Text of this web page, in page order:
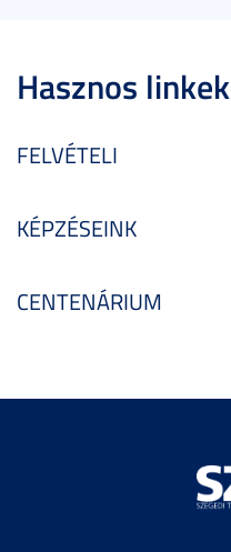
Hasznos linkek
FELVÉTELI
KÉPZÉSEINK
CENTENÁRIUM